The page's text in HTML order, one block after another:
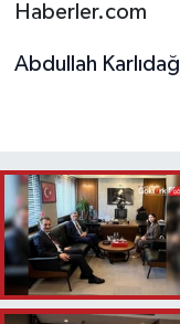
Haberler.com
Abdullah Karlıdağ